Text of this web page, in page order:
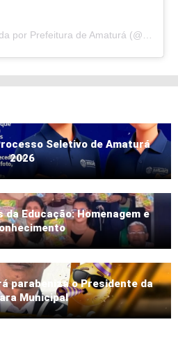
Seletivo de Amaturá
2026
Educação: Homenagem e
parabeniza o Presidente da
Municipal